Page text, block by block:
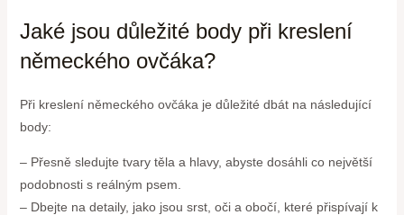
Jaké jsou důležité body při kreslení
německého ovčáka?
Při kreslení německého ovčáka je důležité dbát na následující
body:
– Přesně sledujte tvary těla a hlavy, abyste dosáhli co největší
podobnosti s reálným psem.
– Dbejte na detaily, jako jsou srst, oči a obočí, které přispívají k